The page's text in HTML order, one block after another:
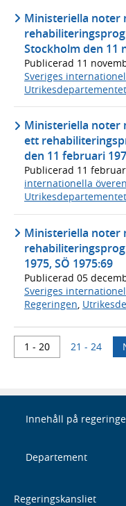
Ministeriella noter
Stockholm den 11
Publicerad 11
Sveriges
Utrikesdepartementet
Ministeriella noter
ett
den 11 februari
Publicerad 11
internationella
Utrikesdepartementet
Ministeriella noter
1975, SÖ 1975:69
Publicerad 05
Sveriges
Regeringen,
1 - 20 21 - 24
Innehåll på
Departement
Regeringskansliet